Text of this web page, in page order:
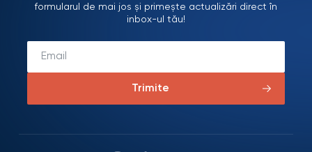
formularul de mai jos și primește actualizări direct în
inbox-ul tău!
Trimite